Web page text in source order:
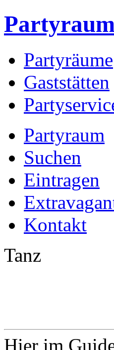
Partyräume
Gaststätten
Partyraum
Suchen
Eintragen
Kontakt
Tanz
Hier im